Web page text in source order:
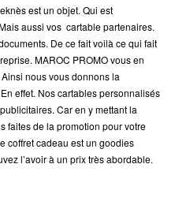
est un objet. Qui est
aussi vos cartable partenaires.
De ce fait voilà ce qui fait
MAROC PROMO vous en
nous vous donnons la
effet. Nos cartables personnalisés
Car en y mettant la
faites de la promotion pour votre
coffret cadeau est un goodies
l’avoir à un prix très abordable.